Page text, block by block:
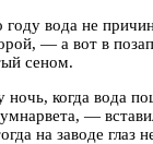
вода не
— а вот в
сеном.
ночь, когда вода
—
на заводе глаз